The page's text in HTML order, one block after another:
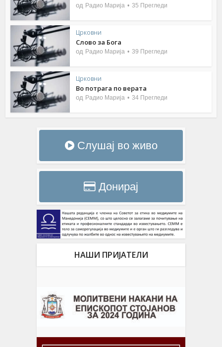
од Радио Марија 35 Прегледи
Црковни
Слово за Бога
од Радио Марија 39 Прегледи
Црковни
Во потрага по верата
од Радио Марија 34 Прегледи
Слушај во живо
Донирај
НАШИ ПРИЈАТЕЛИ